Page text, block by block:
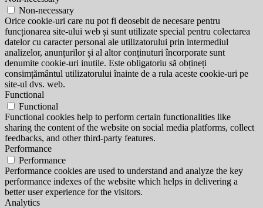
Non-necessary
Orice cookie-uri care nu pot fi deosebit de necesare pentru
funcționarea site-ului web și sunt utilizate special pentru colectarea
datelor cu caracter personal ale utilizatorului prin intermediul
analizelor, anunțurilor și al altor conținuturi încorporate sunt
denumite cookie-uri inutile. Este obligatoriu să obțineți
consimțământul utilizatorului înainte de a rula aceste cookie-uri pe
site-ul dvs. web.
Functional
Functional
Functional cookies help to perform certain functionalities like
sharing the content of the website on social media platforms, collect
feedbacks, and other third-party features.
Performance
Performance
Performance cookies are used to understand and analyze the key
performance indexes of the website which helps in delivering a
better user experience for the visitors.
Analytics